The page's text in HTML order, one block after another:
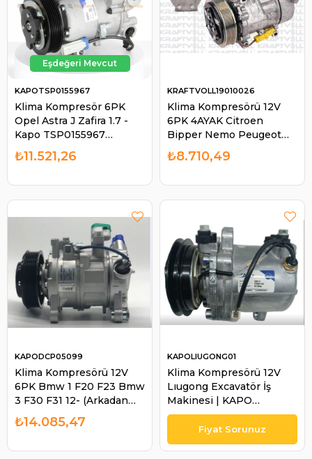
Klima Kompresör 6PK
Opel Astra J Zafira 1.7 -
Kapo TSP0155967
155967- Kasnak
ÇAPI:109MM | KAPO
KAPOTSP0155967
₺11.521,26
Klima Kompresörü 12V
6PK 4AYAK Citroen
Bipper Nemo Peugeot
Berlingo ----DELPHI-
TSP0159851 | KRAFTVOL
KRAFTVOLL19010026
₺8.710,49
Klima Kompresörü 12V
6PK Bmw 1 F20 F23 Bmw
3 F30 F31 12- (Arkadan
Valfli) | KAPO DCP05099
KAPODCP05099
₺14.085,47
Klima Kompresörü 12V
Lıugong Excavatör İş
Makinesi | KAPO
LIUGONG01
KAPOLIUGONG01